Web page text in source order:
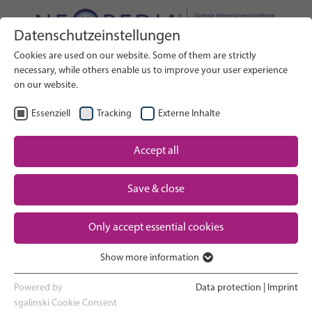
SUCHE
DE Sprache wählen
Neugeborenen-Versorgung:
Auf der Neugeborenen-
Intensivstation
Nach Hause gehen und
Heranwachsen
Webseite durchsuchen
Startseite
Partner
Contact
Datenschutzeinstellungen
Cookies are used on our website. Some of them are strictly
necessary, while others enable us to improve your user experience
on our website.
Essenziell Tracking Externe Inhalte
Accept all
Save & close
Only accept essential cookies
Essenzielle Cookies werden für grundlegende Funktionen der
Webseite benötigt. Dadurch ist gewährleistet, dass die Webseite
Show more information
Powered by
sgalinski Cookie Consent
Data protection Imprint